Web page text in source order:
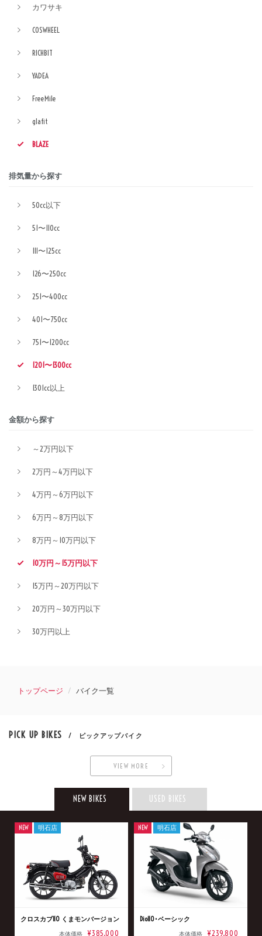
カワサキ
COSWHEEL
RICHBIT
YADEA
FreeMile
glafit
BLAZE
排気量から探す
50cc以下
51〜110cc
111〜125cc
126〜250cc
251〜400cc
401〜750cc
751〜1200cc
1201〜1300cc
1301cc以上
金額から探す
～2万円以下
2万円～4万円以下
4万円～6万円以下
6万円～8万円以下
8万円～10万円以下
10万円～15万円以下
15万円～20万円以下
20万円～30万円以下
30万円以上
トップページ バイク一覧
PICK UP BIKES / ピックアップバイク
VIEW MORE
NEW BIKES USED BIKES
クロスカブ110 くまモンバージョン
本体価格 ¥385,000
NEW 明石店
Dio110･ベーシック
本体価格 ¥239,800
NEW 明石店